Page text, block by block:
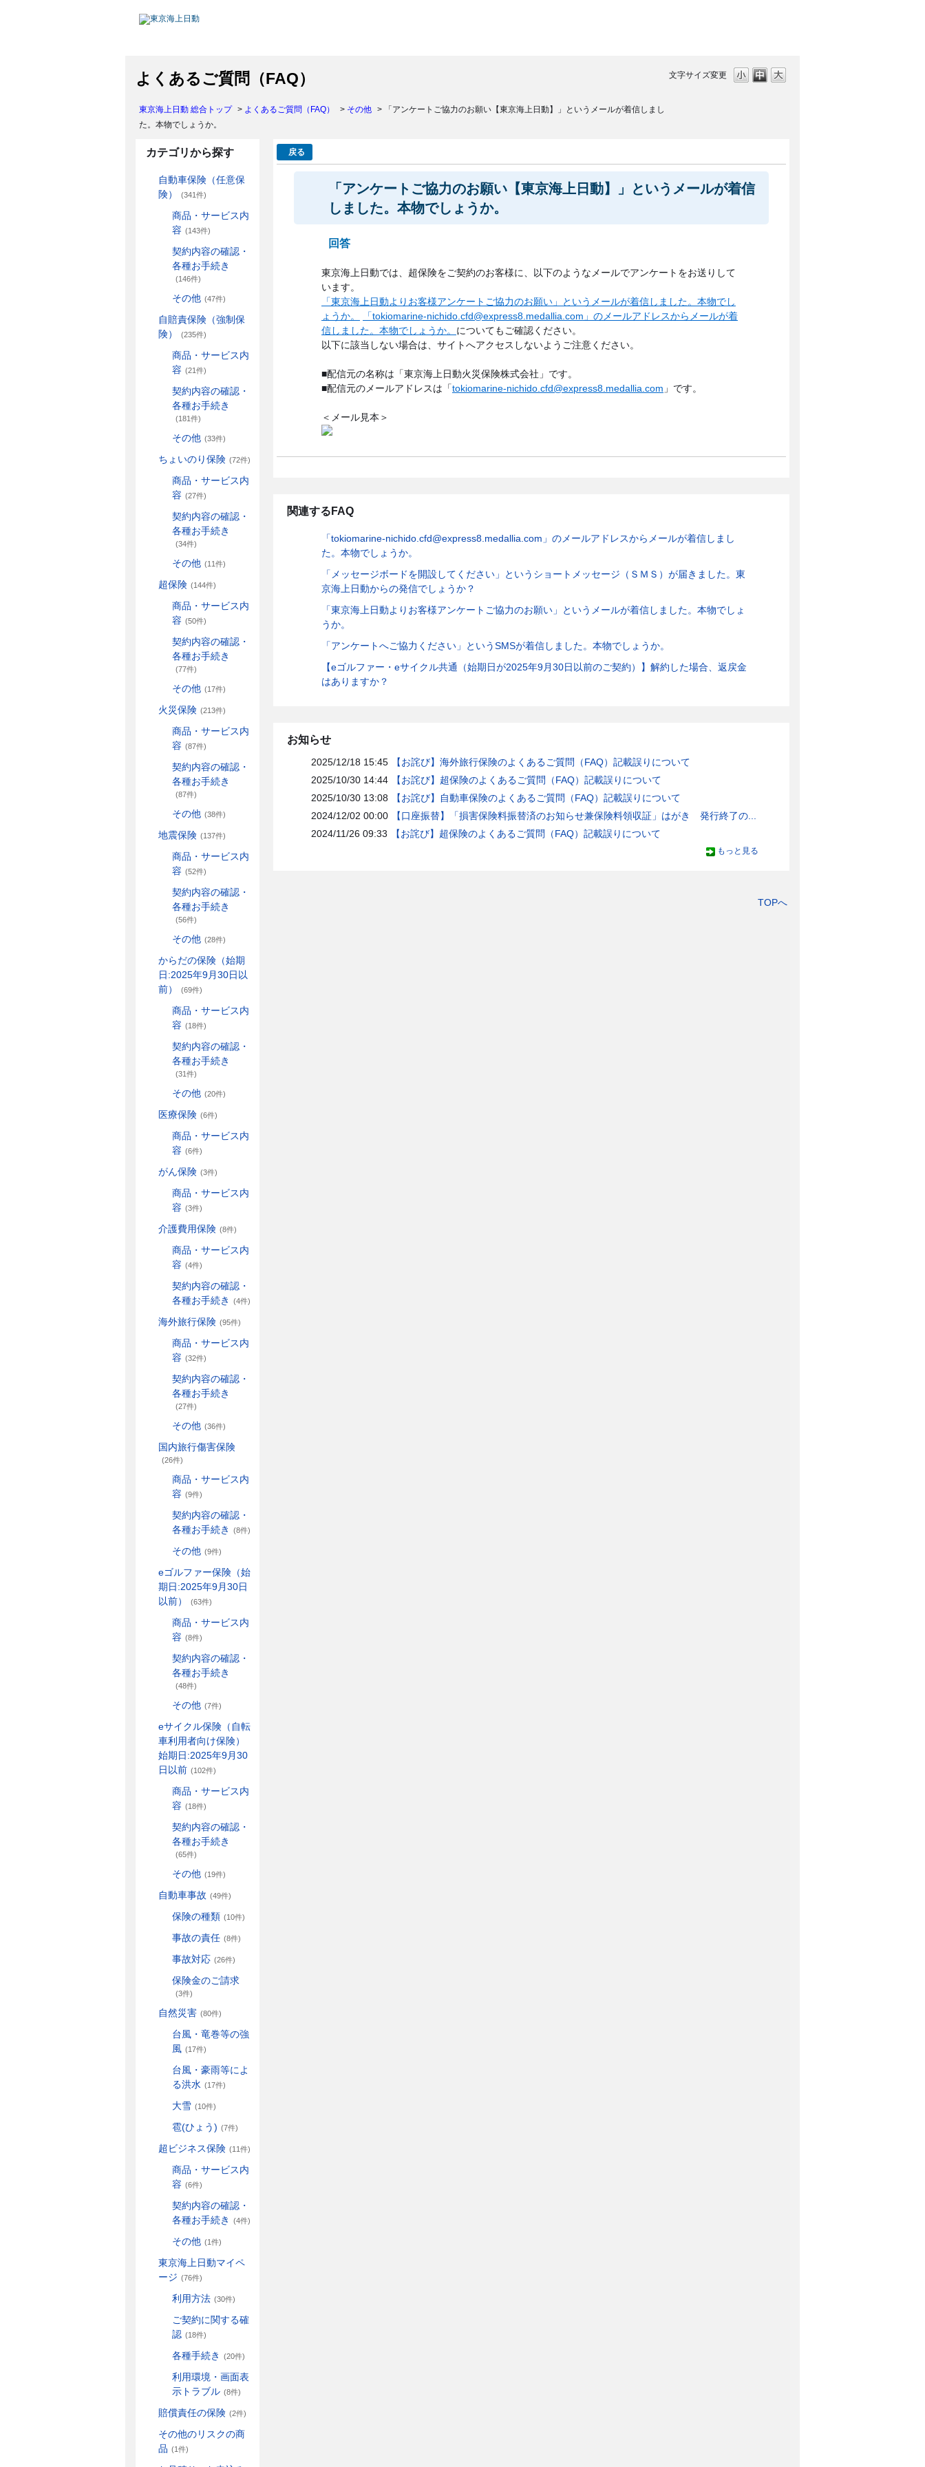
よくあるご質問（FAQ） 文字サイズ変更
東京海上日動 総合トップ > よくあるご質問（FAQ） > その他 >
「アンケートご協力のお願い【東京海上日動】」というメールが着信しまし
た。本物でしょうか。
カテゴリから探す
自動車保険（任意保
険）
(341件)
商品・サービス内
容 (143件)
契約内容の確認・
各種お手続き
(146件)
その他 (47件)
自賠責保険（強制保
険）
(235件)
商品・サービス内
容 (21件)
契約内容の確認・
各種お手続き
(181件)
その他 (33件)
ちょいのり保険 (72件)
商品・サービス内
容 (27件)
契約内容の確認・
各種お手続き
(34件)
その他 (11件)
超保険 (144件)
商品・サービス内
容 (50件)
契約内容の確認・
各種お手続き
(77件)
その他 (17件)
火災保険 (213件)
商品・サービス内
容 (87件)
契約内容の確認・
各種お手続き
(87件)
その他 (38件)
地震保険 (137件)
商品・サービス内
容 (52件)
契約内容の確認・
各種お手続き
(56件)
その他 (28件)
からだの保険（始期
日:2025年9月30日以
前）
(69件)
商品・サービス内
容 (18件)
契約内容の確認・
各種お手続き
(31件)
その他 (20件)
医療保険 (6件)
商品・サービス内
容 (6件)
がん保険 (3件)
商品・サービス内
容 (3件)
介護費用保険 (8件)
商品・サービス内
容 (4件)
契約内容の確認・
各種お手続き
(4件)
海外旅行保険 (95件)
商品・サービス内
容 (32件)
契約内容の確認・
各種お手続き
(27件)
その他 (36件)
国内旅行傷害保険
(26件)
商品・サービス内
容 (9件)
契約内容の確認・
各種お手続き
(8件)
その他 (9件)
eゴルファー保険（始
期日:2025年9月30日
以前）
(63件)
商品・サービス内
容 (8件)
契約内容の確認・
各種お手続き
(48件)
その他 (7件)
eサイクル保険（自転
車利用者向け保険）
始期日:2025年9月30
日以前 (102件)
商品・サービス内
容 (18件)
契約内容の確認・
各種お手続き
(65件)
その他 (19件)
自動車事故 (49件)
保険の種類 (10件)
事故の責任 (8件)
事故対応 (26件)
保険金のご請求
(3件)
自然災害 (80件)
台風・竜巻等の強
風 (17件)
台風・豪雨等によ
る洪水 (17件)
大雪 (10件)
雹(ひょう) (7件)
超ビジネス保険 (11件)
商品・サービス内
容 (6件)
契約内容の確認・
各種お手続き
(4件)
その他 (1件)
東京海上日動マイペ
ージ (76件)
利用方法 (30件)
ご契約に関する確
認 (18件)
各種手続き (20件)
利用環境・画面表
示トラブル (8件)
賠償責任の保険 (2件)
その他のリスクの商
品 (1件)
戻る
「アンケートご協力のお願い【東京海上日動】」というメールが着信
しました。本物でしょうか。
回答
東京海上日動では、超保険をご契約のお客様に、以下のようなメールでアンケートをお送りして
います。
「東京海上日動よりお客様アンケートご協力のお願い」というメールが着信しました。本物でし
ょうか。
「tokiomarine-nichido.cfd@express8.medallia.com」のメールアドレスからメールが着
信しました。本物でしょうか。 についてもご確認ください。
以下に該当しない場合は、サイトへアクセスしないようご注意ください。
■配信元の名称は「東京海上日動火災保険株式会社」です。
■配信元のメールアドレスは「tokiomarine-nichido.cfd@express8.medallia.com 」です。
＜メール見本＞
関連するFAQ
「tokiomarine-nichido.cfd@express8.medallia.com」のメールアドレスからメールが着信しまし
た。本物でしょうか。
「メッセージボードを開設してください」というショートメッセージ（ＳＭＳ）が届きました。東
京海上日動からの発信でしょうか？
「東京海上日動よりお客様アンケートご協力のお願い」というメールが着信しました。本物でしょ
うか。
「アンケートへご協力ください」というSMSが着信しました。本物でしょうか。
【eゴルファー・eサイクル共通（始期日が2025年9月30日以前のご契約）】解約した場合、返戻金
はありますか？
お知らせ
2025/12/18 15:45
【お詫び】海外旅行保険のよくあるご質問（FAQ）記載誤りについて
2025/10/30 14:44
【お詫び】超保険のよくあるご質問（FAQ）記載誤りについて
2025/10/30 13:08
【お詫び】自動車保険のよくあるご質問（FAQ）記載誤りについて
2024/12/02 00:00
【口座振替】「損害保険料振替済のお知らせ兼保険料領収証」はがき 発行終了の...
2024/11/26 09:33
【お詫び】超保険のよくあるご質問（FAQ）記載誤りについて
もっと見る
TOPへ